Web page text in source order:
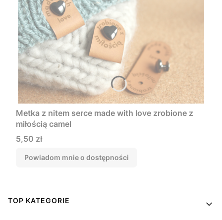
Metka z nitem serce made with love zrobione z
miłością camel
Cena
5,50 zł
Powiadom mnie o dostępności
Linki w stopce
TOP KATEGORIE